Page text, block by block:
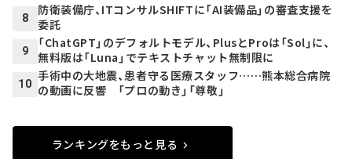
8
防衛装備庁、ITコンサルSHIFTに「AI装備品」の審査支援を
委託
9
「ChatGPT」のデフォルトモデル、PlusとProは「Sol」に、
無料版は「Luna」でテキストチャット無制限に
10
手術中の大地震、患者守る医療スタッフ……熊本総合病院
の動画に反響 「プロの動き」「尊敬」
ランキングをもっと見る